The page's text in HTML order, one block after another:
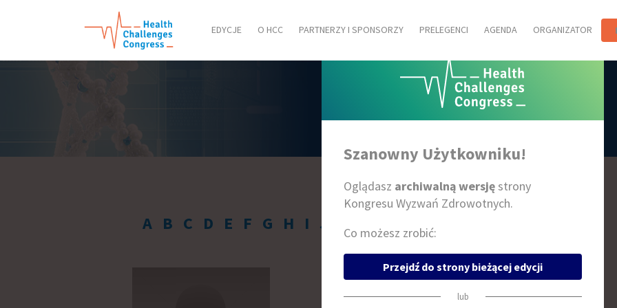
EDYCJE O HCC PARTNERZY I SPONSORZY PRELEGENCI AGENDA ORGANIZATOR
PRELEGENCI
A B C D E F G H I J Ł N
Szanowny Użytkowniku!
Oglądasz archiwalną wersjęstrony
Kongresu Wyzwań Zdrowotnych.
Co możesz zrobić:
Przejdź do strony bieżącej edycji
lub